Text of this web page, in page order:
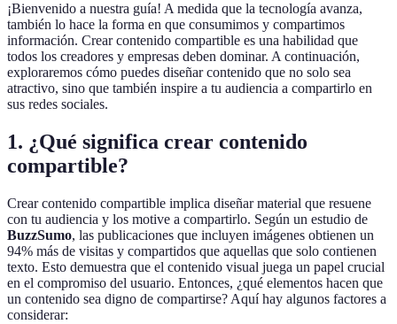
¡Bienvenido a nuestra guía! A medida que la tecnología avanza,
también lo hace la forma en que consumimos y compartimos
información. Crear contenido compartible es una habilidad que
todos los creadores y empresas deben dominar. A continuación,
exploraremos cómo puedes diseñar contenido que no solo sea
atractivo, sino que también inspire a tu audiencia a compartirlo en
sus redes sociales.
1. ¿Qué significa crear contenido
compartible?
Crear contenido compartible implica diseñar material que resuene
con tu audiencia y los motive a compartirlo. Según un estudio de
BuzzSumo, las publicaciones que incluyen imágenes obtienen un
94% más de visitas y compartidos que aquellas que solo contienen
texto. Esto demuestra que el contenido visual juega un papel crucial
en el compromiso del usuario. Entonces, ¿qué elementos hacen que
un contenido sea digno de compartirse? Aquí hay algunos factores a
considerar: